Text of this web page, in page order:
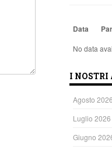
Data
No data
I NOSTRI
Agosto 2026
Luglio 2026
Giugno